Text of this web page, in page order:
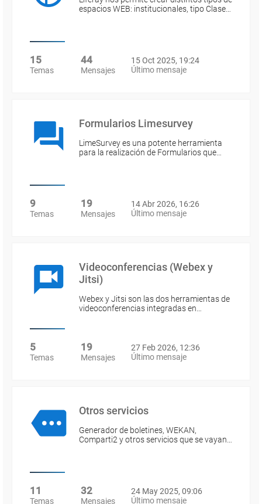
espacios WEB: institucionales, tipo Clase…
15
Temas
44
Mensajes
15 Oct 2025, 19:24
Último mensaje
Formularios Limesurvey
LimeSurvey es una potente herramienta
para la realización de Formularios que…
9
Temas
19
Mensajes
14 Abr 2026, 16:26
Último mensaje
Videoconferencias (Webex y
Jitsi)
Webex y Jitsi son las dos herramientas de
videoconferencias integradas en…
5
Temas
19
Mensajes
27 Feb 2026, 12:36
Último mensaje
Otros servicios
Generador de boletines, WEKAN,
Comparti2 y otros servicios que se vayan…
11
Temas
32
Mensajes
24 May 2025, 09:06
Último mensaje